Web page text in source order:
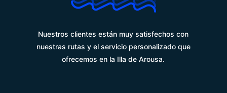
Nuestros clientes están muy satisfechos con
nuestras rutas y el servicio personalizado que
ofrecemos en la Illa de Arousa.